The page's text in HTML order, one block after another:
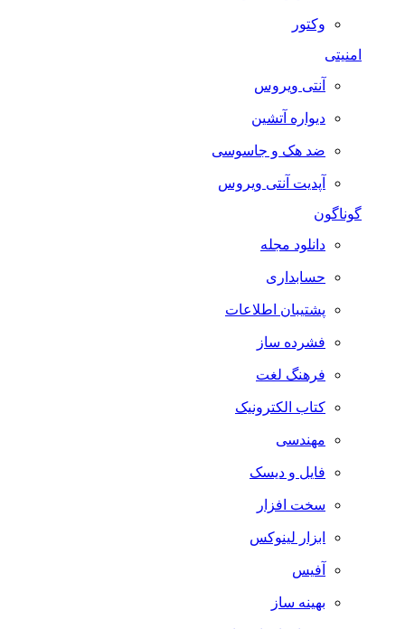
وکتور
امنیتی
آنتی ویروس
دیواره آتشین
ضد هک و جاسوسی
آپدیت آنتی ویروس
گوناگون
دانلود مجله
حسابداری
پشتیبان اطلاعات
فشرده ساز
فرهنگ لغت
کتاب الکترونیک
مهندسی
فایل و دیسک
سخت افزار
ابزار لینوکس
آفیس
بهینه ساز